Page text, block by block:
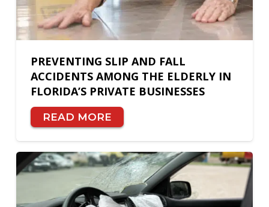
PREVENTING SLIP AND FALL
ACCIDENTS AMONG THE ELDERLY IN
FLORIDA’S PRIVATE BUSINESSES
READ MORE